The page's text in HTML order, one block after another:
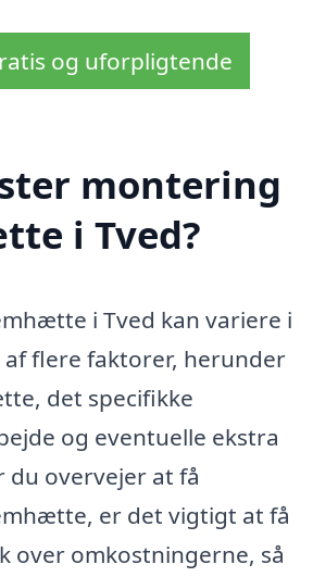
og uforpligtende
montering
i Tved?
i Tved kan variere i
flere faktorer, herunder
det specifikke
og eventuelle ekstra
du overvejer at få
er det vigtigt at få
over omkostningerne, så